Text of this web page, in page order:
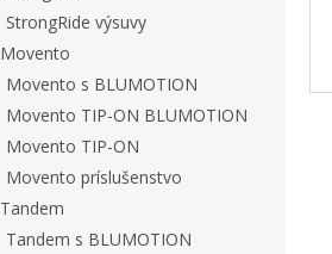
StrongRide výsuvy
Movento
Movento s BLUMOTION
Movento TIP-ON BLUMOTION
Movento TIP-ON
Movento príslušenstvo
Tandem
Tandem s BLUMOTION